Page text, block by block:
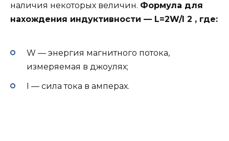
наличия некоторых величин. Формула для
нахождения индуктивности — L=2W/I 2 , где:
W — энергия магнитного потока,
измеряемая в джоулях;
I — сила тока в амперах.